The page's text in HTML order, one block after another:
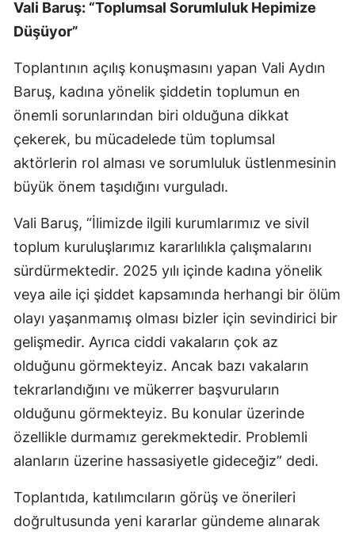
Kayseri
Kırşehir
Kocaeli
Konya
Manisa
Kahramanmaraş
Mardin
Muğla
Muş
Nevşehir
Niğde
Ordu
Rize
Sakarya
Vali Baruş: “Toplumsal Sorumluluk Hepimize
Düşüyor”
Toplantının açılış konuşmasını yapan Vali Aydın
Baruş, kadına yönelik şiddetin toplumun en
önemli sorunlarından biri olduğuna dikkat
çekerek, bu mücadelede tüm toplumsal
aktörlerin rol alması ve sorumluluk üstlenmesinin
büyük önem taşıdığını vurguladı.
Vali Baruş, “İlimizde ilgili kurumlarımız ve sivil
toplum kuruluşlarımız kararlılıkla çalışmalarını
sürdürmektedir. 2025 yılı içinde kadına yönelik
veya aile içi şiddet kapsamında herhangi bir ölüm
olayı yaşanmamış olması bizler için sevindirici bir
gelişmedir. Ayrıca ciddi vakaların çok az
olduğunu görmekteyiz. Ancak bazı vakaların
tekrarlandığını ve mükerrer başvuruların
olduğunu görmekteyiz. Bu konular üzerinde
özellikle durmamız gerekmektedir. Problemli
alanların üzerine hassasiyetle gideceğiz” dedi.
Toplantıda, katılımcıların görüş ve önerileri
doğrultusunda yeni kararlar gündeme alınarak